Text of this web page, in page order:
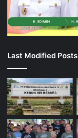
Last Modified Posts